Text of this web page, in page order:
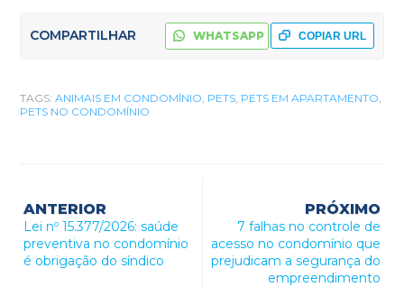
COMPARTILHAR COPIAR URL
WHATSAPP
TAGS:ANIMAIS EM CONDOMÍNIO, PETS, PETS EM APARTAMENTO,
PETS NO CONDOMÍNIO
ANTERIOR
Lei nº 15.377/2026: saúde
preventiva no condomínio
é obrigação do síndico
PRÓXIMO
7 falhas no controle de
acesso no condomínio que
prejudicam a segurança do
empreendimento